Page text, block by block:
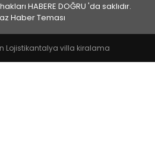
HABERE DOĞRU 'da saklıdır.
Haber Teması
Lojistikantalya villa kiralama